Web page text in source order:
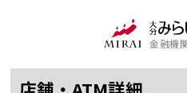
金融機